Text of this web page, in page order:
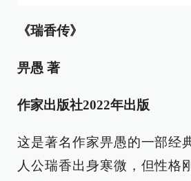
《瑞香传》
畀愚 著
作家出版社2022年出版
这是著名作家畀愚的一部经
人公瑞香出身寒微，但性格